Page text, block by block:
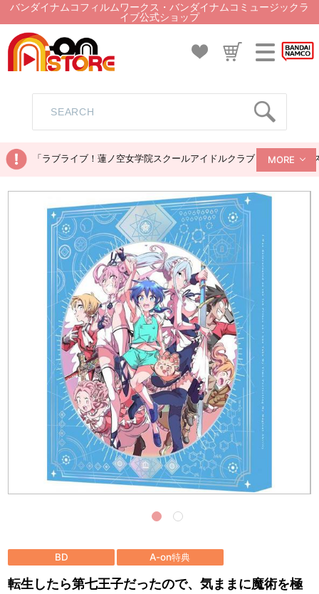
バンダイナムコフィルムワークス・バンダイナムコミュージックラ
イブ公式ショップ
「ラブライブ！蓮ノ空女学院スクールアイドルクラブ ぬいぐるみ
MORE
BD A-on特典
転生したら第七王子だったので、気ままに魔術を極